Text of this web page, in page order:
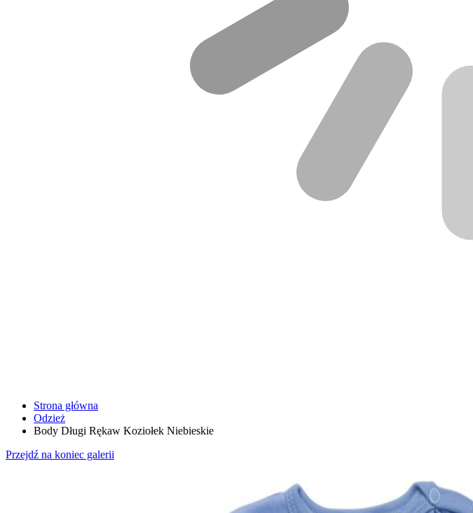
Strona główna
Odzież
Body Długi Rękaw Koziołek Niebieskie
Przejdź na koniec galerii